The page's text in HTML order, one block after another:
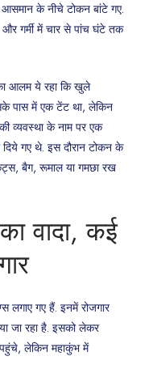
आसमान के नीचे टोकन बांटे गए.
गर्मी में चार से पांच घंटे तक
आलम ये रहा कि खुले
पास में एक टेंट था, लेकिन
व्यवस्था के नाम पर एक
गए थे. इस दौरान टोकन के
बैग, रूमाल या गमछा रख
वादा, कई
लगाए गए हैं. इनमें रोजगार
जा रहा है. इसको लेकर
लेकिन महाकुंभ में